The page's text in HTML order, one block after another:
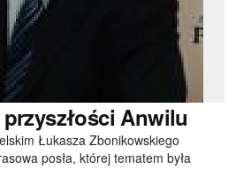
Anwilu
Łukasza Zbonikowskiego
posła, której tematem była